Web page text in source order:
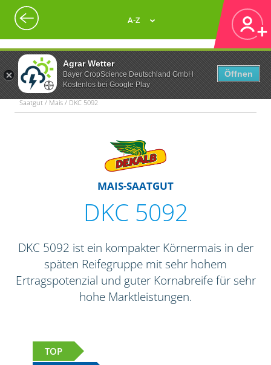
Agrar Wetter
Bayer CropScience Deutschland GmbH
Kostenlos bei Google Play
Öffnen
A-Z
Saatgut / Mais / DKC 5092
MAIS-SAATGUT
DKC 5092
DKC 5092 ist ein kompakter Körnermais in der
späten Reifegruppe mit sehr hohem
Ertragspotenzial und guter Kornabreife für sehr
hohe Marktleistungen.
TOP